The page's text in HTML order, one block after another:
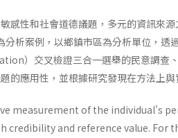
感性和社會道德議題，多元的資訊來
分析案例，以鄉鎮市區為分析單位，
）交叉檢證三合一選舉的民意調查
的應用性，並根據研究發現在方法上與
measurement of the individual's
credibility and reference value.